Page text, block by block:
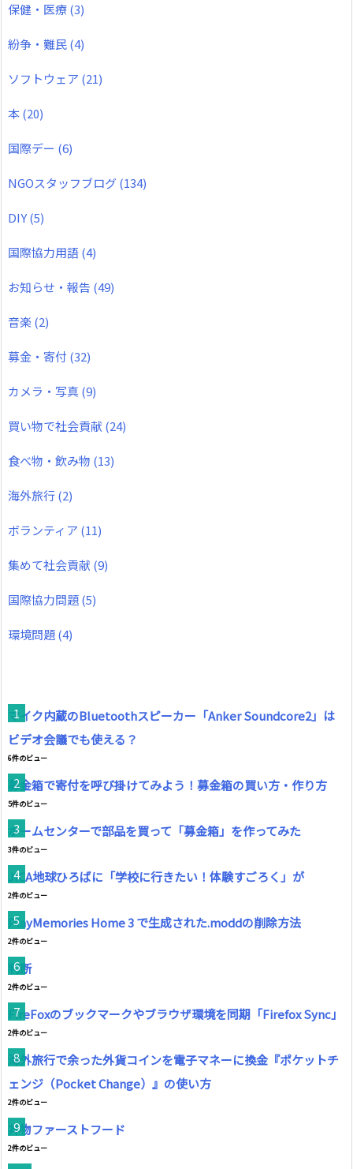
保健・医療(3)
紛争・難民(4)
ソフトウェア (21)
本(20)
国際デー (6)
NGOスタッフブログ(134)
DIY(5)
国際協力用語(4)
お知らせ・報告 (49)
音楽(2)
募金・寄付 (32)
カメラ・写真(9)
買い物で社会貢献 (24)
食べ物・飲み物 (13)
海外旅行(2)
ボランティア (11)
集めて社会貢献 (9)
国際協力問題(5)
環境問題(4)
マイク内蔵のBluetoothスピーカー「Anker Soundcore2」は
ビデオ会議でも使える？
6件のビュー
募金箱で寄付を呼び掛けてみよう！募金箱の買い方・作り方
5件のビュー
ホームセンターで部品を買って「募金箱」を作ってみた
3件のビュー
JICA地球ひろばに「学校に行きたい！体験すごろく」が
2件のビュー
PlayMemories Home 3 で生成された.moddの削除方法
2件のビュー
判断
2件のビュー
FireFoxのブックマークやブラウザ環境を同期「Firefox Sync」
2件のビュー
海外旅行で余った外貨コインを電子マネーに換金『ポケットチ
ェンジ（Pocket Change）』の使い方
2件のビュー
丼物ファーストフード
2件のビュー